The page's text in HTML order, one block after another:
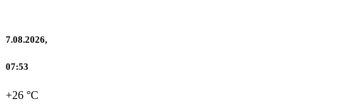
7.08.2026,
07:53
+26 °C